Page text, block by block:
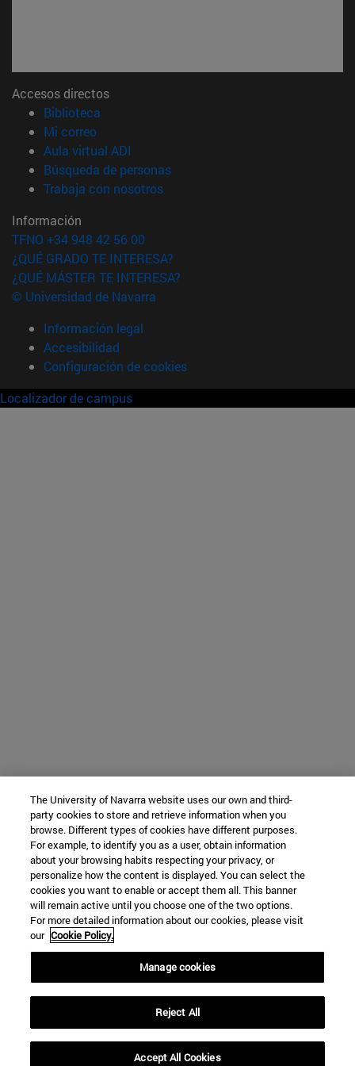
Accesos directos
Biblioteca
Mi correo(abre en nueva ventana)
Aula virtual ADI
Búsqueda de personas(abre en nueva ventana)
Trabaja con nosotros(abre en nueva ventana)
Información
TFNO +34 948 42 56 00
¿QUÉ GRADO TE INTERESA?
¿QUÉ MÁSTER TE INTERESA?
© Universidad de Navarra
Información legal
Accesibilidad
Configuración de cookies
Localizador de campus
The University of Navarra website uses our own and third-
party cookies to store and retrieve information when you
browse. Different types of cookies have different purposes.
For example, to identify you as a user, obtain information
about your browsing habits respecting your privacy, or
personalize how the content is displayed. You can select the
cookies you want to enable or accept them all. This banner
will remain active until you choose one of the two options.
For more detailed information about our cookies, please visit
our Cookie Policy.
Manage cookies
Reject All
Accept All Cookies